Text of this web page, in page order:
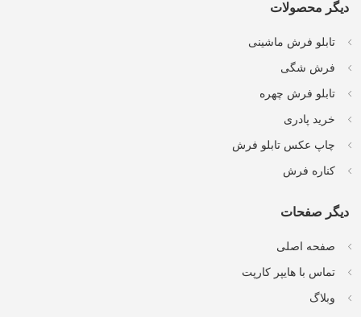
دیگر محصولات
تابلو فرش ماشینی
فرش شگی
تابلو فرش چهره
خرید پادری
چاپ عکس تابلو فرش
کناره فرش
دیگر صفحات
صفحه اصلی
تماس با هایپر کارپت
وبلاگ